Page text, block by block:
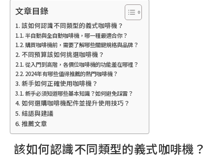
文章目錄
該如何認識不同類型的義式咖啡機？
半自動與全自動咖啡機，哪一種最適合你？
購買咖啡機前，需要了解哪些關鍵規格與品牌？
不同預算該如何挑選咖啡機？
從入門到高階，各價位咖啡機的功能差在哪裡？
2024年有哪些值得推薦的熱門咖啡機？
新手如何正確使用咖啡機？
新手必須知道哪些基本知識？如何避免踩雷？
如何選購咖啡機配件並提升使用技巧？
結語與建議
推薦文章
該如何認識不同類型的義式咖啡機？